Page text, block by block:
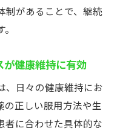
制があることで、継続
が健康維持に有効
、日々の健康維持にお
の正しい服用方法や生
者に合わせた具体的な